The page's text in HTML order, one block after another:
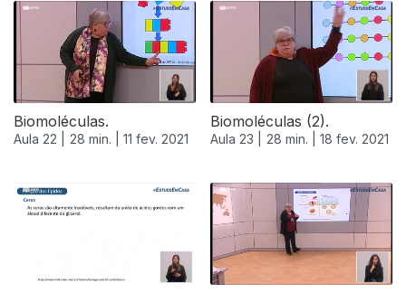
Biomoléculas.
Aula 22 | 28 min. | 11 fev. 2021
Biomoléculas (2).
Aula 23 | 28 min. | 18 fev. 2021
524863